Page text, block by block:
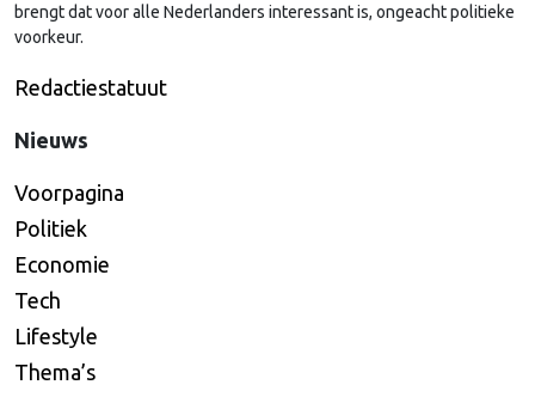
brengt dat voor alle Nederlanders interessant is, ongeacht politieke
voorkeur.
Redactiestatuut
Nieuws
Voorpagina
Politiek
Economie
Tech
Lifestyle
Thema’s